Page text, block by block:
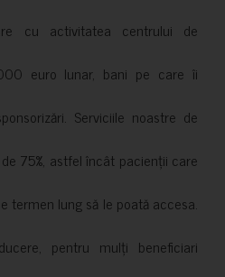
cu activitatea centrului de
euro lunar, bani pe care îi
Serviciile noastre de
75%, astfel încât pacienții care
termen lung să le poată accesa.
pentru mulți beneficiari